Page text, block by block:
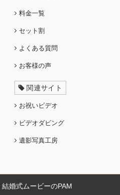
料金一覧
セット割
よくある質問
お客様の声
関連サイト
お祝いビデオ
ビデオダビング
遺影写真工房
結婚式ムービーのPAM